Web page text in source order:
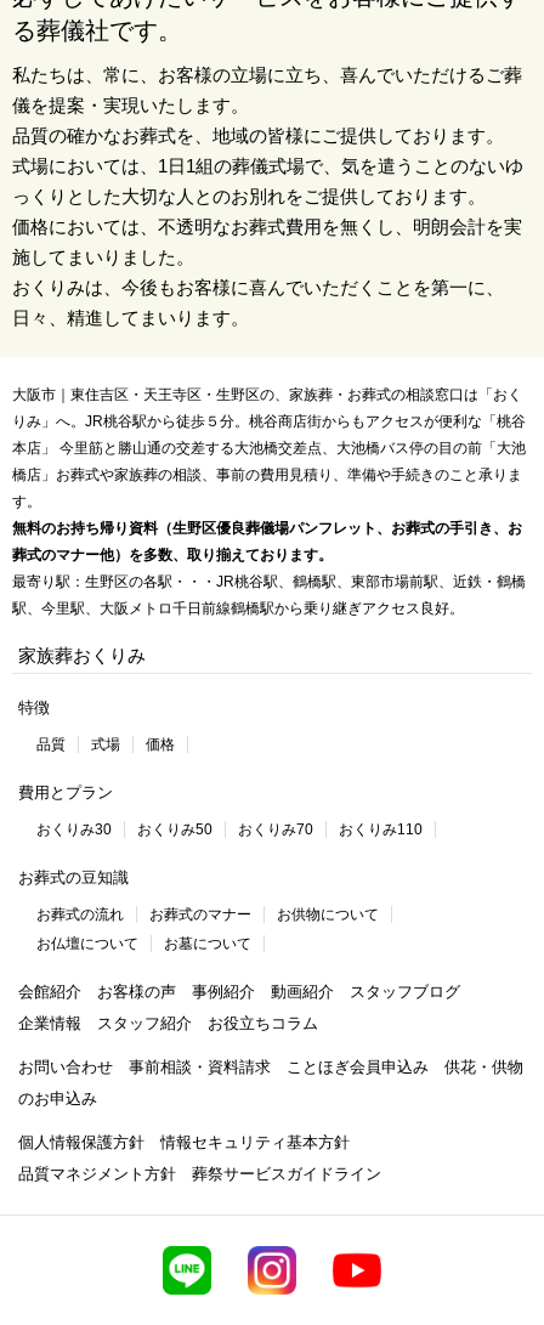
る葬儀社です。
私たちは、常に、お客様の立場に立ち、喜んでいただけるご葬
儀を提案・実現いたします。
品質の確かなお葬式を、地域の皆様にご提供しております。
式場においては、1日1組の葬儀式場で、気を遣うことのないゆ
っくりとした大切な人とのお別れをご提供しております。
価格においては、不透明なお葬式費用を無くし、明朗会計を実
施してまいりました。
おくりみは、今後もお客様に喜んでいただくことを第一に、
日々、精進してまいります。
大阪市｜東住吉区・天王寺区・生野区の、家族葬・お葬式の相談窓口は「おく
りみ」へ。JR桃谷駅から徒歩５分。桃谷商店街からもアクセスが便利な「桃谷
本店」 今里筋と勝山通の交差する大池橋交差点、大池橋バス停の目の前「大池
橋店」お葬式や家族葬の相談、事前の費用見積り、準備や手続きのこと承りま
す。
無料のお持ち帰り資料（生野区優良葬儀場パンフレット、お葬式の手引き、お
葬式のマナー他）を多数、取り揃えております。
最寄り駅：生野区の各駅・・・JR桃谷駅、鶴橋駅、東部市場前駅、近鉄・鶴橋
駅、今里駅、大阪メトロ千日前線鶴橋駅から乗り継ぎアクセス良好。
家族葬おくりみ
特徴
品質 式場 価格
費用とプラン
おくりみ30 おくりみ50 おくりみ70 おくりみ110
お葬式の豆知識
お葬式の流れ お葬式のマナー
お供物について
お仏壇について
お墓について
会館紹介 お客様の声 事例紹介 動画紹介
スタッフブログ
企業情報
スタッフ紹介 お役立ちコラム
お問い合わせ 事前相談・資料請求 ことほぎ会員申込み
供花・供物
のお申込み
個人情報保護方針
情報セキュリティ基本方針
品質マネジメント方針
葬祭サービスガイドライン